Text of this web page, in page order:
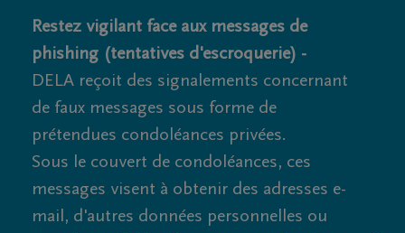
Restez vigilant face aux messages de
phishing (tentatives d'escroquerie) -
DELA reçoit des signalements concernant
de faux messages sous forme de
prétendues condoléances privées.
Sous le couvert de condoléances, ces
messages visent à obtenir des adresses e-
mail, d'autres données personnelles ou